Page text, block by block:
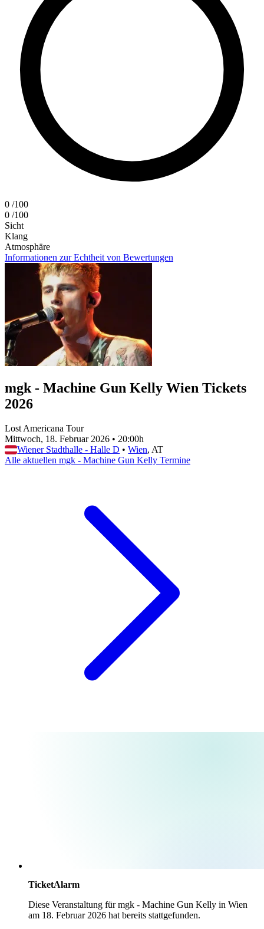
0 /100
0 /100
Sicht
Klang
Atmosphäre
Informationen zur Echtheit von Bewertungen
mgk - Machine Gun Kelly Wien Tickets
2026
Lost Americana Tour
Mittwoch, 18. Februar 2026 • 20:00h
Wiener Stadthalle - Halle D • Wien, AT
Alle aktuellen mgk - Machine Gun Kelly Termine
TicketAlarm
Diese Veranstaltung fürmgk - Machine Gun Kelly in Wien
am 18. Februar 2026 hat bereits stattgefunden.